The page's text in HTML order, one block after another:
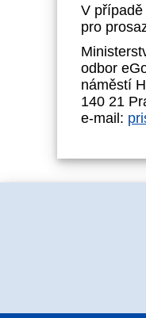
V
pro
odbor
náměstí
140 21
e-mail: